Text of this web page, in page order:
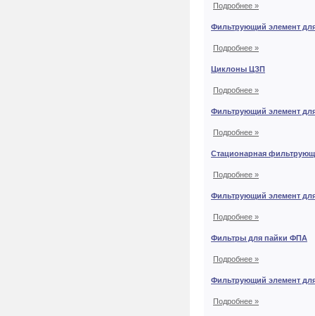
Подробнее »
Фильтрующий элемент
Подробнее »
Циклоны ЦЗП
Подробнее »
Фильтрующий элемент
Подробнее »
Стационарная
Подробнее »
Фильтрующий элемент
Подробнее »
Фильтры для пайки ФПА
Подробнее »
Фильтрующий элемент
Подробнее »